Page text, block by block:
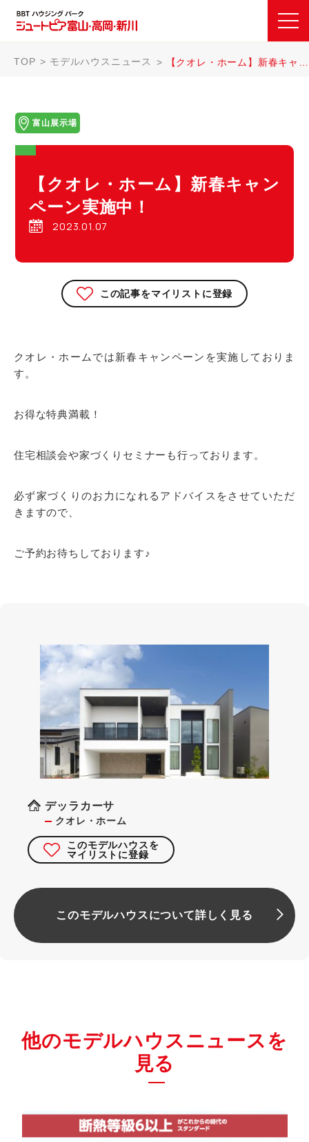
TOP モデルハウスニュース 【クオレ・ホーム】新春キャンペーン実施中！
富山展示場
【クオレ・ホーム】新春キャン
ペーン実施中！
2023.01.07
この記事をマイリストに登録
クオレ・ホームでは新春キャンペーンを実施しておりま
す。
お得な特典満載！
住宅相談会や家づくりセミナーも行っております。
必ず家づくりのお力になれるアドバイスをさせていただ
きますので、
ご予約お待ちしております♪
デッラカーサ
クオレ・ホーム
このモデルハウスを
マイリストに登録
このモデルハウスについて詳しく見る
他のモデルハウスニュースを
見る